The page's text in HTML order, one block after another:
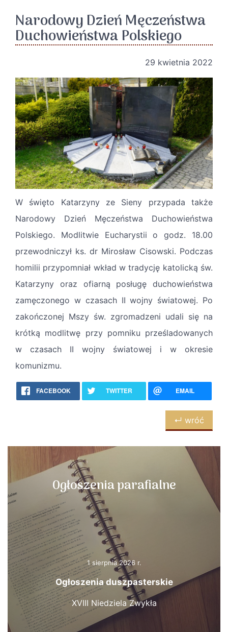
Narodowy Dzień Męczeństwa
Duchowieństwa Polskiego
29 kwietnia 2022
W święto Katarzyny ze Sieny przypada także
Narodowy Dzień Męczeństwa Duchowieństwa
Polskiego. Modlitwie Eucharystii o godz. 18.00
przewodniczył ks. dr Mirosław Cisowski. Podczas
homilii przypomniał wkład w tradycję katolicką św.
Katarzyny oraz ofiarną posługę duchowieństwa
zamęczonego w czasach II wojny światowej. Po
zakończonej Mszy św. zgromadzeni udali się na
krótką modlitwę przy pomniku prześladowanych
w czasach II wojny światowej i w okresie
komunizmu.
FACEBOOK TWITTER EMAIL
↵ wróć
Ogłoszenia parafialne
1 sierpnia 2026 r.
Ogłoszenia duszpasterskie
XVIII Niedziela Zwykła